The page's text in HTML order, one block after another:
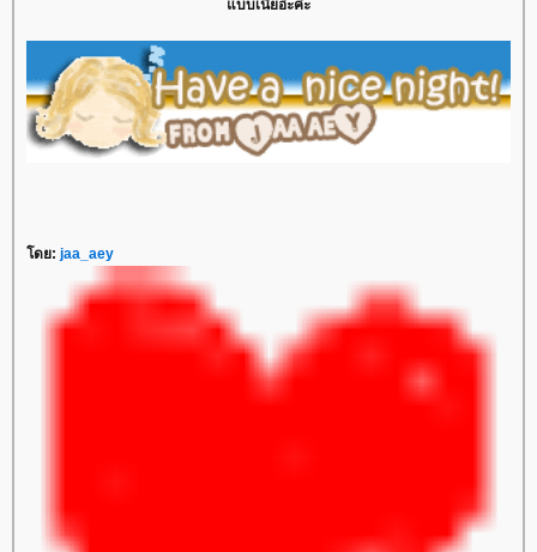
บบเนี้ยอ่ะค่ะ
ดย: jaa_aey